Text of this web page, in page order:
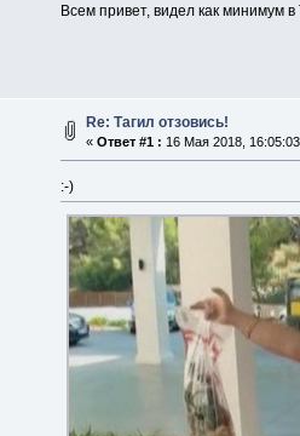
Всем привет, видел как минимум
Re: Тагил отзовись!
«Ответ #1 : 16 Мая 2018,
:-)